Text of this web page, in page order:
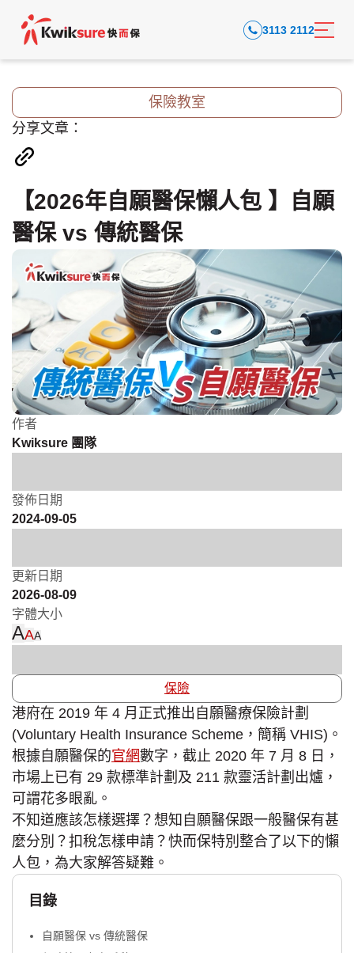
3113 2112
保險教室
分享文章：
【2026年自願醫保懶人包 】自願
醫保 vs 傳統醫保
作者
Kwiksure 團隊
發佈日期
2024-09-05
更新日期
2026-08-09
字體大小
AAA
保險
港府在 2019 年 4 月正式推出自願醫療保險計劃
(Voluntary Health Insurance Scheme，簡稱 VHIS)。
根據自願醫保的官網數字，截止 2020 年 7 月 8 日，
市場上已有 29 款標準計劃及 211 款靈活計劃出爐，
可謂花多眼亂。
不知道應該怎樣選擇？想知自願醫保跟一般醫保有甚
麼分別？扣稅怎樣申請？快而保特別整合了以下的懶
人包，為大家解答疑難。
目錄
自願醫保 vs 傳統醫保